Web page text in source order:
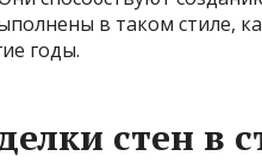
в таком стиле,
годы.
стен в